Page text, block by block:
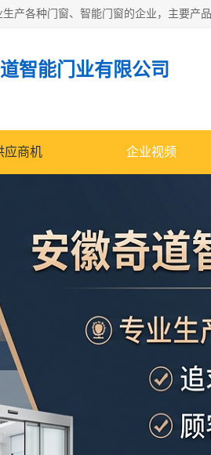
智能门业有限公司
应商机 企业视频